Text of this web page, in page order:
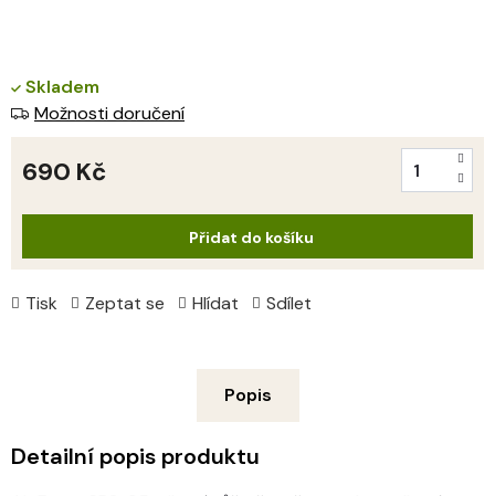
Tisk Zeptat se Hlídat Sdílet
Skladem
Možnosti doručení
690 Kč
Přidat do košíku
Popis
Detailní popis produktu